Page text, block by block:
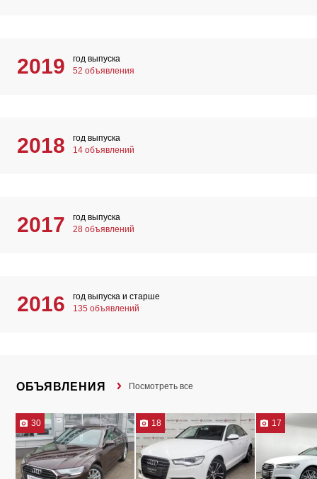
2019
год выпуска
52 объявления
2018
год выпуска
14 объявлений
2017
год выпуска
28 объявлений
2016
год выпуска и старше
135 объявлений
ОБЪЯВЛЕНИЯ Посмотреть все
30 18 17